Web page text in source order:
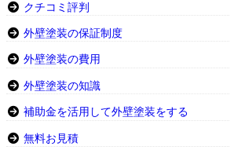
クチコミ評判
外壁塗装の保証制度
外壁塗装の費用
外壁塗装の知識
補助金を活用して外壁塗装をする
無料お見積